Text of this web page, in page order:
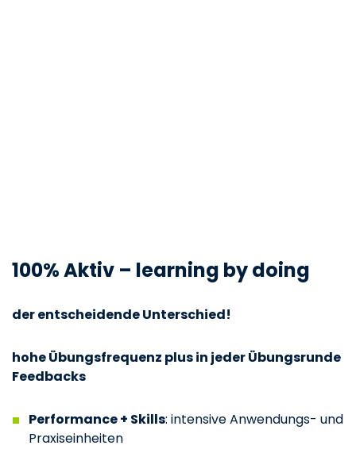
100% Aktiv – learning by doing
der entscheidende Unterschied!
hohe Übungsfrequenz plus in jeder Übungsrunde
Feedbacks
Performance + Skills: intensive Anwendungs- und
Praxiseinheiten